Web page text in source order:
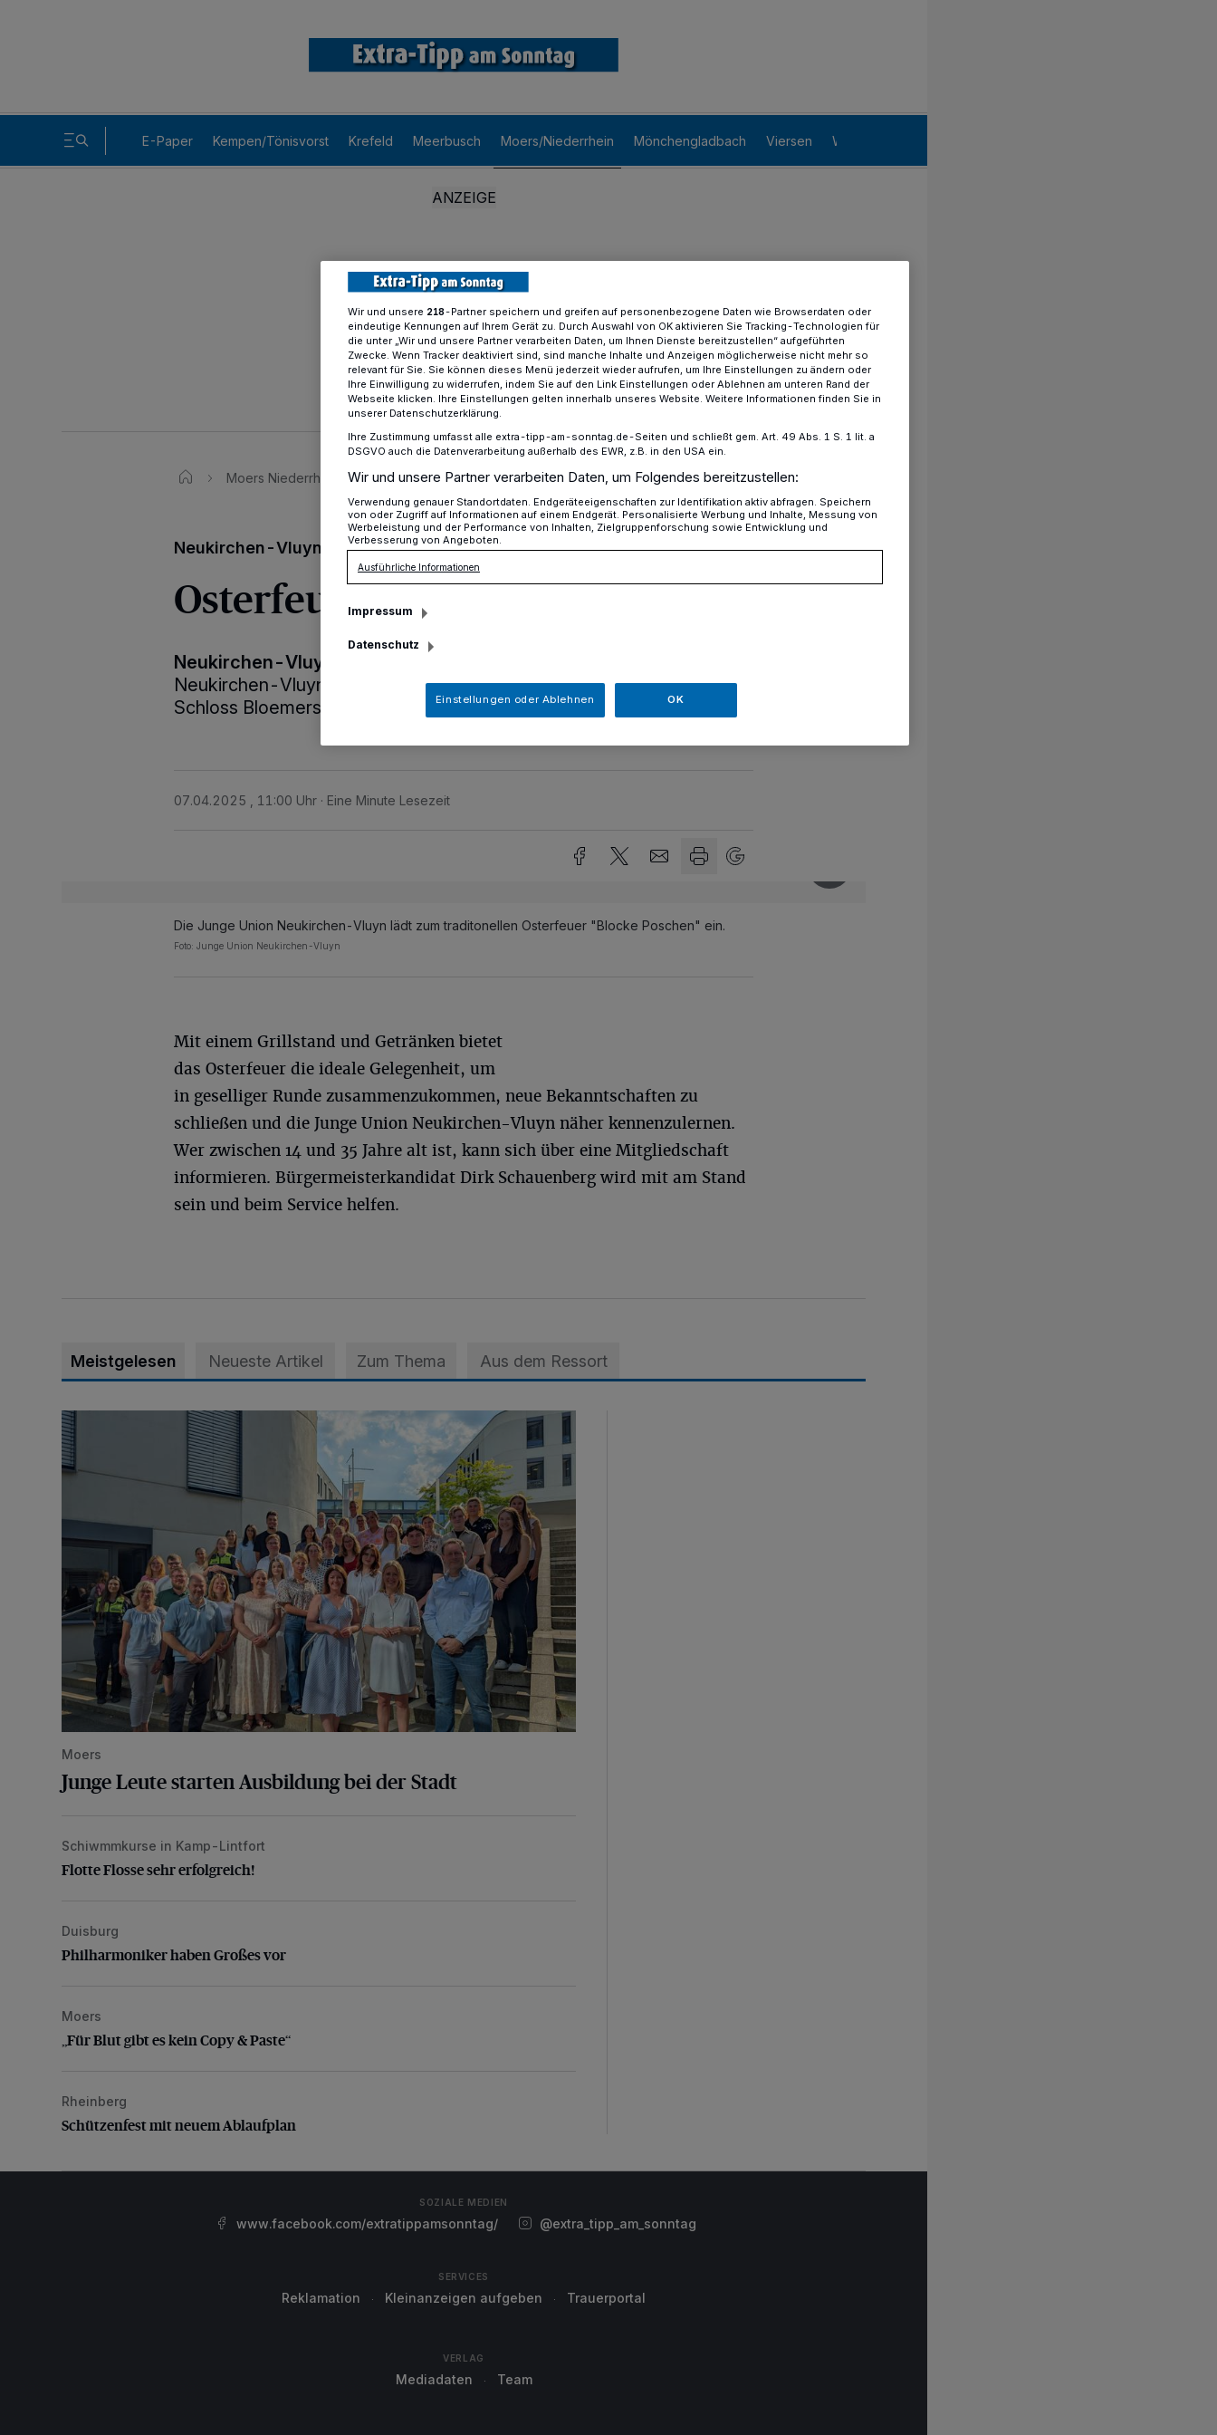
E-Paper Kempen/Tönisvorst Krefeld Meerbusch Moers/Niederrhein Mönchengladbach Viersen Willich
Moers Niederrhein Junge Union lädt zum Osterfeuer „Blocke Poschen“
Neukirchen-Vluyn
Osterfeuer „Blocke Poschen“
Neukirchen-Vluyn
Neukirchen-Vluyn ab 18 Uhr wieder zum festlichen Osterfeuer am
Schloss Bloemersheim ein.
07.04.2025 , 11:00 Uhr Eine Minute Lesezeit
Die Junge Union Neukirchen-Vluyn lädt zum traditonellen Osterfeuer "Blocke Poschen" ein.
Foto: Junge Union Neukirchen-Vluyn
Mit einem Grillstand und Getränken bietet
das Osterfeuer die ideale Gelegenheit, um
in geselliger Runde zusammenzukommen, neue Bekanntschaften zu
schließen und die Junge Union Neukirchen-Vluyn näher kennenzulernen.
Wer zwischen 14 und 35 Jahre alt ist, kann sich über eine Mitgliedschaft
informieren. Bürgermeisterkandidat Dirk Schauenberg wird mit am Stand
sein und beim Service helfen.
Meistgelesen Neueste Artikel Zum Thema Aus dem Ressort
Junge Leute starten Ausbildung bei der Stadt
Moers
Junge Leute starten Ausbildung bei der Stadt
Flotte Flosse sehr erfolgreich!
Schiwmmkurse in Kamp-Lintfort
Flotte Flosse sehr erfolgreich!
Philharmoniker haben Großes vor
Duisburg
Philharmoniker haben Großes vor
„Für Blut gibt es kein Copy & Paste“
Moers
„Für Blut gibt es kein Copy & Paste“
Schützenfest mit neuem Ablaufplan
Rheinberg
Schützenfest mit neuem Ablaufplan
SOZIALE MEDIEN
www.facebook.com/extratippamsonntag/ @extra_tipp_am_sonntag
SERVICES
Reklamation Kleinanzeigen aufgeben Trauerportal
VERLAG
Mediadaten Team
Wir und unsere 218-Partner speichern und greifen auf personenbezogene Daten wie Browserdaten oder
eindeutige Kennungen auf Ihrem Gerät zu. Durch Auswahl von OK aktivieren Sie Tracking-Technologien für
die unter „Wir und unsere Partner verarbeiten Daten, um Ihnen Dienste bereitzustellen“ aufgeführten
Zwecke. Wenn Tracker deaktiviert sind, sind manche Inhalte und Anzeigen möglicherweise nicht mehr so
relevant für Sie. Sie können dieses Menü jederzeit wieder aufrufen, um Ihre Einstellungen zu ändern oder
Ihre Einwilligung zu widerrufen, indem Sie auf den Link Einstellungen oder Ablehnen am unteren Rand der
Webseite klicken. Ihre Einstellungen gelten innerhalb unseres Website. Weitere Informationen finden Sie in
unserer Datenschutzerklärung.
Ihre Zustimmung umfasst alle extra-tipp-am-sonntag.de-Seiten und schließt gem. Art. 49 Abs. 1 S. 1 lit. a
DSGVO auch die Datenverarbeitung außerhalb des EWR, z.B. in den USA ein.
Wir und unsere Partner verarbeiten Daten, um Folgendes bereitzustellen:
Verwendung genauer Standortdaten. Endgeräteeigenschaften zur Identifikation aktiv abfragen. Speichern
von oder Zugriff auf Informationen auf einem Endgerät. Personalisierte Werbung und Inhalte, Messung von
Werbeleistung und der Performance von Inhalten, Zielgruppenforschung sowie Entwicklung und
Verbesserung von Angeboten.
Ausführliche Informationen
Impressum
Datenschutz
Einstellungen oder Ablehnen OK